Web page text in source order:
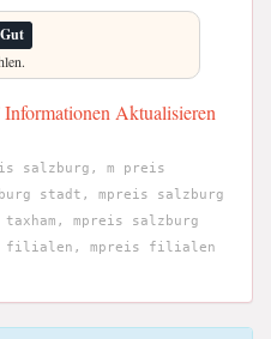
Gut
Informationen Aktualisieren
salzburg, m preis
stadt, mpreis salzburg
mpreis salzburg
filialen, mpreis filialen